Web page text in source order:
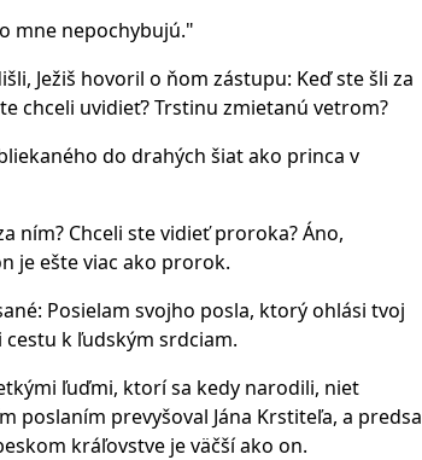
mne nepochybujú."
Ježiš hovoril o ňom zástupu: Keď ste šli za
chceli uvidieť? Trstinu zmietanú vetrom?
do drahých šiat ako princa v
ním? Chceli ste vidieť proroka? Áno,
je ešte viac ako prorok.
Posielam svojho posla, ktorý ohlási tvoj
k ľudským srdciam.
ľuďmi, ktorí sa kedy narodili, niet
poslaním prevyšoval Jána Krstiteľa, a predsa
kráľovstve je väčší ako on.